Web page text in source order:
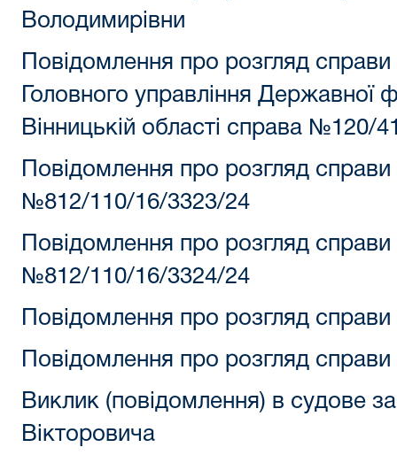
Володимирівни
Повідомлення про розгляд справи
Головного управління Державної
Вінницькій області справа №120/
Повідомлення про розгляд
№812/110/16/3323/24
Повідомлення про розгляд
№812/110/16/3324/24
Повідомлення про розгляд справи
Повідомлення про розгляд
Виклик (повідомлення) в судове
Вікторовича